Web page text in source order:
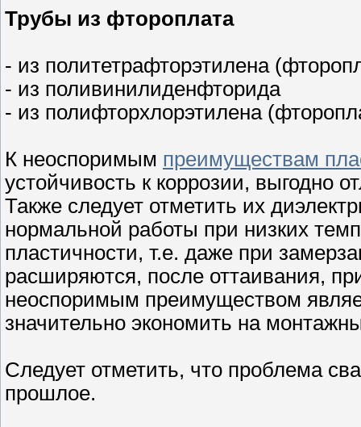
Трубы из фтороплата
- из политетрафторэтилена
- из поливинилиденфторида
- из полифторхлорэтилена
К неоспоримым преимуществам
устойчивость к коррозии, выгодно
Также следует отметить их
нормальной работы при низких
пластичности, т.е. даже при
расширяются, после оттаивания,
неоспоримым преимуществом
значительно экономить на
Следует отметить, что проблема
прошлое.